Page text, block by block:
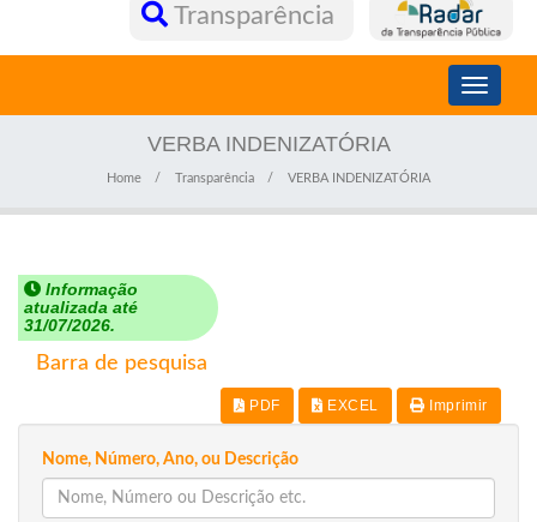
Transparência
Toggle
VERBA INDENIZATÓRIA
Home Transparência VERBA INDENIZATÓRIA
Informação
atualizada até
31/07/2026.
Barra de pesquisa
PDF EXCEL Imprimir
Nome, Número, Ano, ou Descrição